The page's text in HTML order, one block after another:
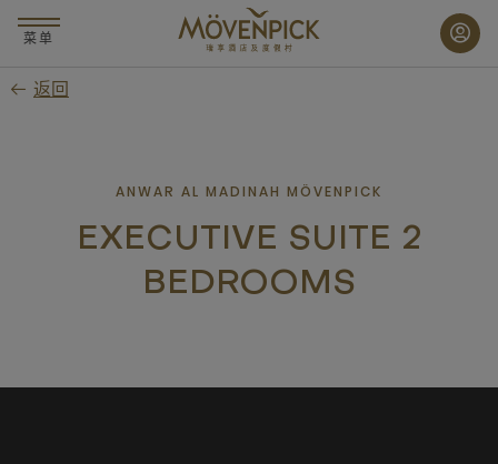
要
菜单
返回
ANWAR AL MADINAH MÖVENPICK
EXECUTIVE SUITE 2
BEDROOMS